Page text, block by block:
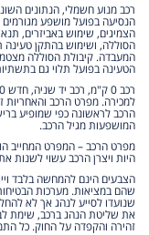
רכב מנוע חשמלי, הנתונים
הנסיעה בפועל מושפע מגורמים
הצמיגים, שימוש באביזרים,
הסוללה, ושימוש בהתקן טעינה
המעבדה. קיבולת הסוללה
הטעינה בפועל תלוי גם
למכירה. מפרט הרכב והאחריות
הרכב לראשונה כפי שמופיע
המושפעות מגיל הרכב.
מפרט הרכב – המפרט המחייב
היות ויצרן הרכב עשוי לשנות
הצבעים הינם להמחשה בלבד
שהם במציאות. מערכות
שנועדו לסייע לנהג אך לא
את שליטת הנהג ברכב, שימת לב
זהירה והקפדה על החוק. כל